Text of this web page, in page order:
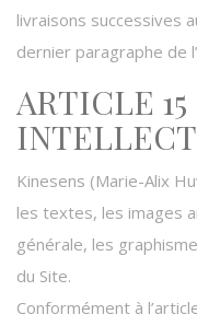
livraisons successives
dernier paragraphe de
ARTICLE
Kinesens (Marie-Alix
les textes, les images
générale, les
du Site.
Conformément à